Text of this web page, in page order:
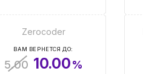
Zerocoder
ВАМ ВЕРНЕТСЯ ДО:
5.00 10.00%